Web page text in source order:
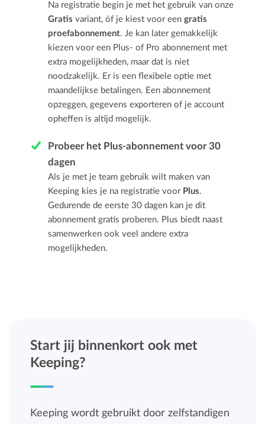
Na registratie begin je met het gebruik van onze
Gratis variant, óf je kiest voor eengratis
proefabonnement. Je kan later gemakkelijk
kiezen voor een Plus- of Pro abonnement met
extra mogelijkheden, maar dat is niet
noodzakelijk. Er is een flexibele optie met
maandelijkse betalingen. Een abonnement
opzeggen, gegevens exporteren of je account
opheffen is altijd mogelijk.
Probeer het Plus-abonnement voor 30
dagen
Als je met je team gebruik wilt maken van
Keeping kies je na registratie voor Plus.
Gedurende de eerste 30 dagen kan je dit
abonnement gratis proberen. Plus biedt naast
samenwerken ook veel andere extra
mogelijkheden.
Start jij binnenkort ook met
Keeping?
Keeping wordt gebruikt door zelfstandigen